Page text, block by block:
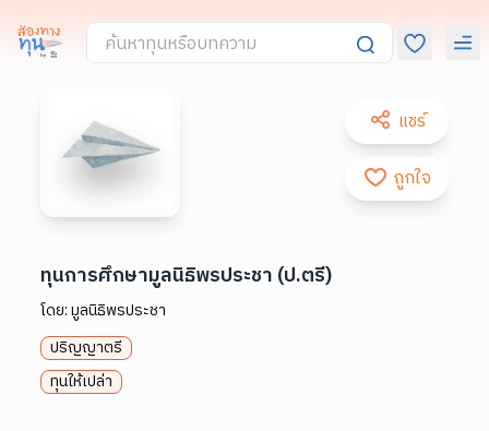
แชร์
ถูกใจ
ทุนการศึกษามูลนิธิพรประชา (ป.ตรี)
โดย:มูลนิธิพรประชา
ปริญญาตรี
ทุนให้เปล่า